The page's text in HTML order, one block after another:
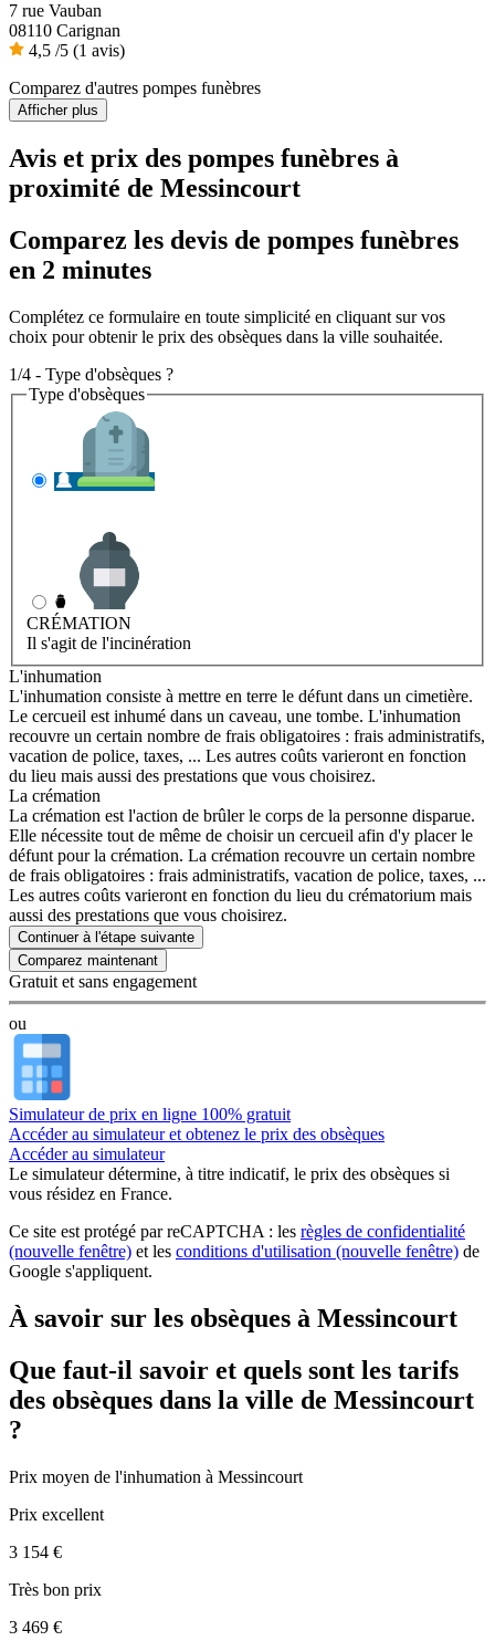
7 rue Vauban
08110 Carignan
4,5 /5 (1 avis)
Comparez d'autres pompes funèbres
Afficher plus
Avis et prix des pompes funèbres à
proximité de Messincourt
Comparez les devis de pompes funèbres
en 2 minutes
Complétez ce formulaire en toute simplicité en cliquant sur vos
choix pour obtenir le prix des obsèques dans la ville souhaitée.
1/4 - Type d'obsèques ?
Type d'obsèques
CRÉMATION
Il s'agit de l'incinération
L'inhumation
L'inhumation consiste à mettre en terre le défunt dans un cimetière.
Le cercueil est inhumé dans un caveau, une tombe. L'inhumation
recouvre un certain nombre de frais obligatoires : frais administratifs,
vacation de police, taxes, ... Les autres coûts varieront en fonction
du lieu mais aussi des prestations que vous choisirez.
La crémation
La crémation est l'action de brûler le corps de la personne disparue.
Elle nécessite tout de même de choisir un cercueil afin d'y placer le
défunt pour la crémation. La crémation recouvre un certain nombre
de frais obligatoires : frais administratifs, vacation de police, taxes, ...
Les autres coûts varieront en fonction du lieu du crématorium mais
aussi des prestations que vous choisirez.
Continuer à l'étape suivante
Gratuit et sans engagement
ou
Simulateur de prix en ligne 100% gratuit
Accéder au simulateur et obtenez le prix des obsèques
Accéder au simulateur
Le simulateurdétermine, à titre indicatif, le prix des obsèques si
vous résidez en France.
Ce site est protégé par reCAPTCHA : les règles de confidentialité
(nouvelle fenêtre) et les conditions d'utilisation (nouvelle fenêtre) de
Google s'appliquent.
À savoir sur les obsèques à Messincourt
Que faut-il savoir et quels sont les tarifs
des obsèques dans la ville de Messincourt
?
Prix moyen de l'inhumation à Messincourt
Prix excellent
3 154 €
Très bon prix
3 469 €